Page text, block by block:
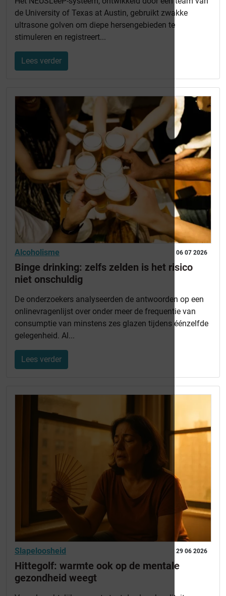
de University of Texas at Austin, gebruikt zwakke
ultrasone golven om diepe hersengebieden te
stimuleren en registreert...
Lees verder
06 07 2026
Alcoholisme
Binge drinking: zelfs zelden is het risico
niet onschuldig
De onderzoekers analyseerden de antwoorden op een
onlinevragenlijst over onder meer de frequentie van
consumptie van minstens zes glazen tijdens éénzelfde
gelegenheid. Al...
Lees verder
29 06 2026
Slapeloosheid
Hittegolf: warmte ook op de mentale
gezondheid weegt